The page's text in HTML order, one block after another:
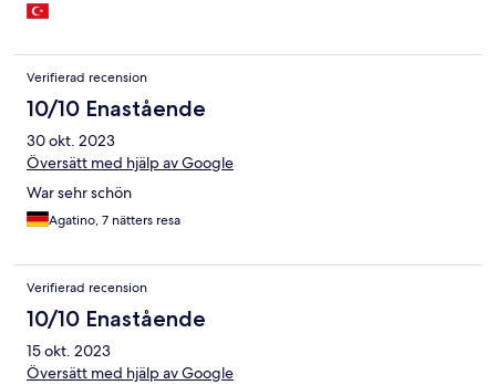
Verifierad recension
10/10 Enastående
30 okt. 2023
Översätt med hjälp av Google
War sehr schön
Agatino, 7 nätters resa
Verifierad recension
10/10 Enastående
15 okt. 2023
Översätt med hjälp av Google